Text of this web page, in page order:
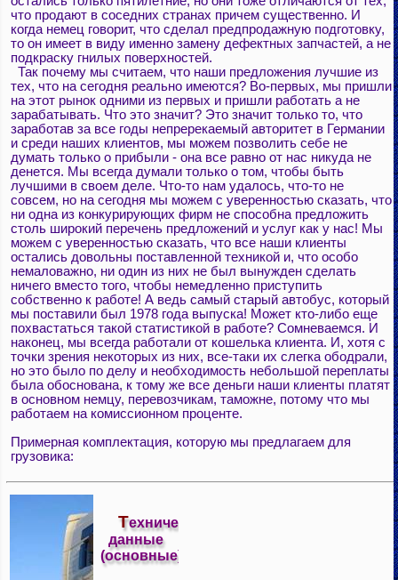
что продают в соседних странах причем существенно. И
когда немец говорит, что сделал предпродажную подготовку,
то он имеет в виду именно замену дефектных запчастей, а не
подкраску гнилых поверхностей.
Так почему мы считаем, что наши предложения лучшие из
тех, что на сегодня реально имеются? Во-первых, мы пришли
на этот рынок одними из первых и пришли работать а не
зарабатывать. Что это значит? Это значит только то, что
заработав за все годы непререкаемый авторитет в Германии
и среди наших клиентов, мы можем позволить себе не
думать только о прибыли - она все равно от нас никуда не
денется. Мы всегда думали только о том, чтобы быть
лучшими в своем деле. Что-то нам удалось, что-то не
совсем, но на сегодня мы можем с уверенностью сказать, что
ни одна из конкурирующих фирм не способна предложить
столь широкий перечень предложений и услуг как у нас! Мы
можем с уверенностью сказать, что все наши клиенты
остались довольны поставленной техникой и, что особо
немаловажно, ни один из них не был вынужден сделать
ничего вместо того, чтобы немедленно приступить
собственно к работе! А ведь самый старый автобус, который
мы поставили был 1978 года выпуска! Может кто-либо еще
похвастаться такой статистикой в работе? Сомневаемся. И
наконец, мы всегда работали от кошелька клиента. И, хотя с
точки зрения некоторых из них, все-таки их слегка ободрали,
но это было по делу и необходимость небольшой переплаты
была обоснована, к тому же все деньги наши клиенты платят
в основном немцу, перевозчикам, таможне, потому что мы
работаем на комиссионном проценте.
Примерная комплектация, которую мы предлагаем для
грузовика:
Технические
данные
(основные)